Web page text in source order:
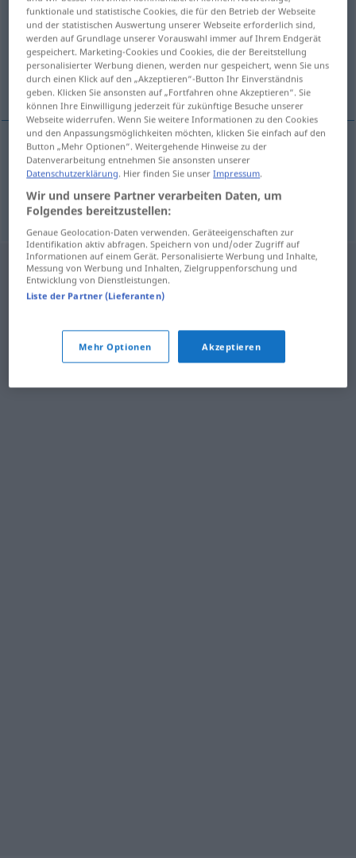
Übersicht aller Übersetzungen
(Für mehr Details die Übersetzung anklicken/antippen)
Gebell, Bellen
Gebelln brechot
Bellen n brechot
funktionale und statistische Cookies, die für den Betrieb der Webseite
und der statistischen Auswertung unserer Webseite erforderlich sind,
werden auf Grundlage unserer Vorauswahl immer auf Ihrem Endgerät
gespeichert. Marketing-Cookies und Cookies, die der Bereitstellung
personalisierter Werbung dienen, werden nur gespeichert, wenn Sie uns
durch einen Klick auf den „Akzeptieren“-Button Ihr Einverständnis
geben. Klicken Sie ansonsten auf „Fortfahren ohne Akzeptieren“. Sie
können Ihre Einwilligung jederzeit für zukünftige Besuche unserer
Webseite widerrufen. Wenn Sie weitere Informationen zu den Cookies
und den Anpassungsmöglichkeiten möchten, klicken Sie einfach auf den
Button „Mehr Optionen“. Weitergehende Hinweise zu der
Datenverarbeitung entnehmen Sie ansonsten unserer
Datenschutzerklärung. Hier finden Sie unserImpressum.
Wir und unsere Partner verarbeiten Daten, um
Folgendes bereitzustellen:
Genaue Geolocation-Daten verwenden. Geräteeigenschaften zur
Identifikation aktiv abfragen. Speichern von und/oder Zugriff auf
Informationen auf einem Gerät. Personalisierte Werbung und Inhalte,
Messung von Werbung und Inhalten, Zielgruppenforschung und
Entwicklung von Dienstleistungen.
Liste der Partner (Lieferanten)
Mehr Optionen Akzeptieren